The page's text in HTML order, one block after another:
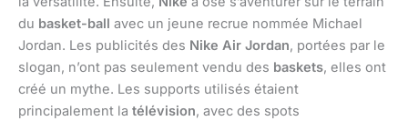
du basket-ball avec un jeune recrue nommée Michael
Jordan. Les publicités des Nike Air Jordan, portées par le
slogan, n’ont pas seulement vendu des baskets, elles ont
créé un mythe. Les supports utilisés étaient
principalement la télévision, avec des spots